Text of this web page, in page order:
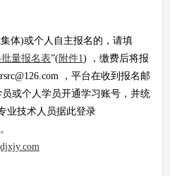
体)或个人自主报名的，请填
量报名表”(附件1) ，缴费后将报
，平台在收到报名邮
或个人学员开通学习账号，并统
业技术人员据此登录